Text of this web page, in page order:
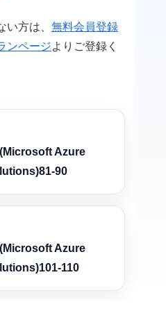
方は、 無料会員登録
ンページよりご登録く
Azure
90
Azure
110